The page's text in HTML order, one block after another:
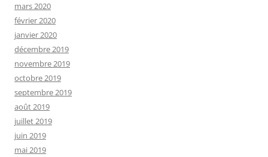
mars 2020
février 2020
janvier 2020
décembre 2019
novembre 2019
octobre 2019
septembre 2019
août 2019
juillet 2019
juin 2019
mai 2019